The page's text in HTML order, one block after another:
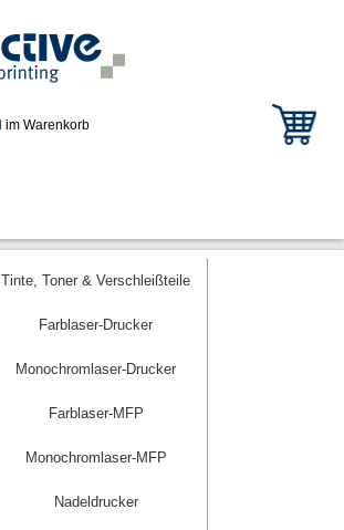
im Warenkorb
Tinte, Toner & Verschleißteile
Farblaser-Drucker
Monochromlaser-Drucker
Farblaser-MFP
Monochromlaser-MFP
Nadeldrucker